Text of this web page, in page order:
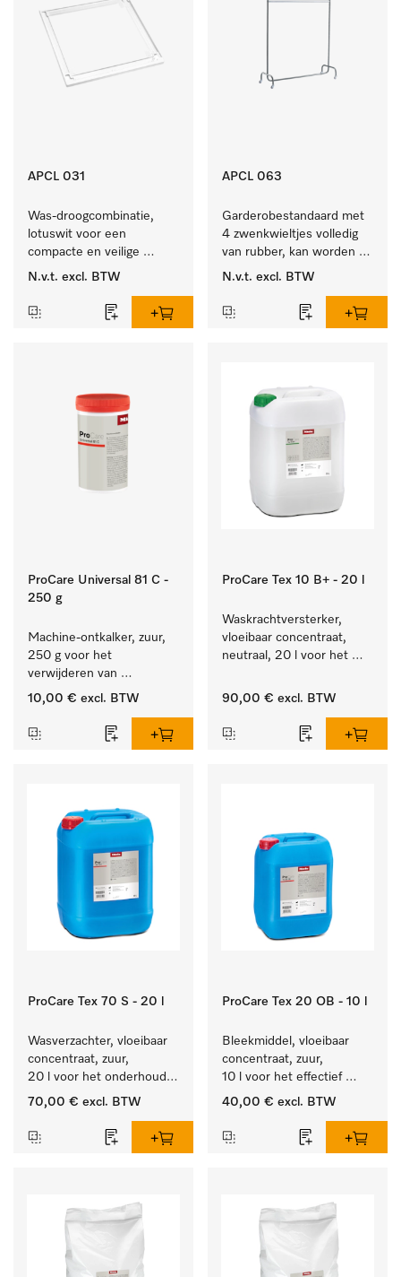
APCL 031
Was-droogcombinatie,
lotuswit voor een
compacte en veilige
opstelling bij een was-
N.v.t. excl. BTW
APCL 063
Garderobestandaard met
4 zwenkwieltjes volledig
van rubber, kan worden
vastgezet.
N.v.t. excl. BTW
ProCare Universal 81 C -
250 g
Machine-ontkalker, zuur,
250 g voor het
verwijderen van
hardnekkige kalkaanslag.
10,00 € excl. BTW
ProCare Tex 10 B+ - 20 l
Waskrachtversterker,
vloeibaar concentraat,
neutraal, 20 l voor het
vetvlekken.
90,00 € excl. BTW
ProCare Tex 70 S - 20 l
Wasverzachter, vloeibaar
concentraat, zuur,
20 l voor het onderhoud
van vezels zodat het
70,00 € excl. BTW
ProCare Tex 20 OB - 10 l
Bleekmiddel, vloeibaar
concentraat, zuur,
10 l voor het effectief
verwijderen van
40,00 € excl. BTW